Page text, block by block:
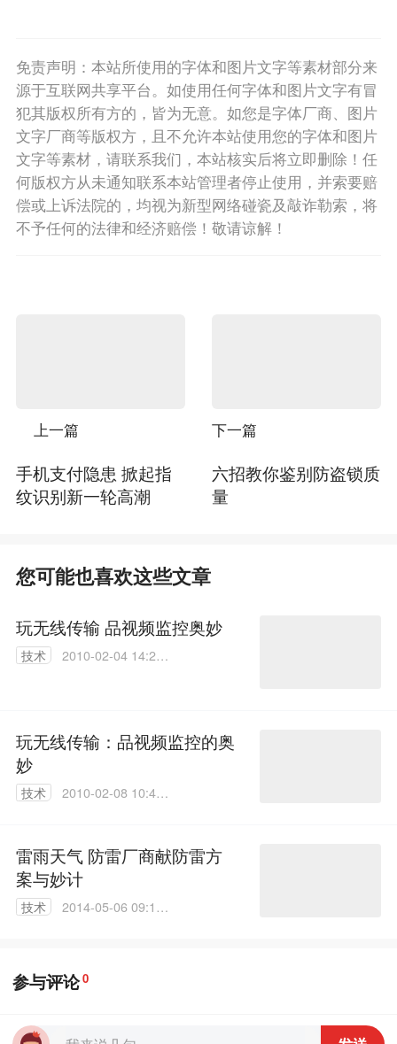
免责声明：本站所使用的字体和图片文字等素材部分来
源于互联网共享平台。如使用任何字体和图片文字有冒
犯其版权所有方的，皆为无意。如您是字体厂商、图片
文字厂商等版权方，且不允许本站使用您的字体和图片
文字等素材，请联系我们，本站核实后将立即删除！任
何版权方从未通知联系本站管理者停止使用，并索要赔
偿或上诉法院的，均视为新型网络碰瓷及敲诈勒索，将
不予任何的法律和经济赔偿！敬请谅解！
上一篇
手机支付隐患 掀起指
纹识别新一轮高潮
下一篇
六招教你鉴别防盗锁质
量
您可能也喜欢这些文章
玩无线传输 品视频监控奥妙
技术
2010-02-04 14:28:
玩无线传输：品视频监控的奥
妙
技术
2010-02-08 10:44:
雷雨天气 防雷厂商献防雷方
案与妙计
技术
2014-05-06 09:14:
参与评论0